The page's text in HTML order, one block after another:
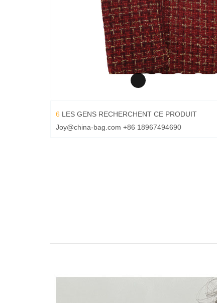
6 LES GENS RECHERCHENT CE PRODUIT
Joy@china-bag.com +86 18967494690